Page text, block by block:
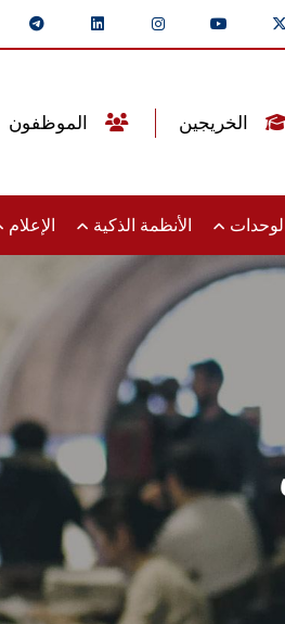
الأنظمة الذكية الإعلام